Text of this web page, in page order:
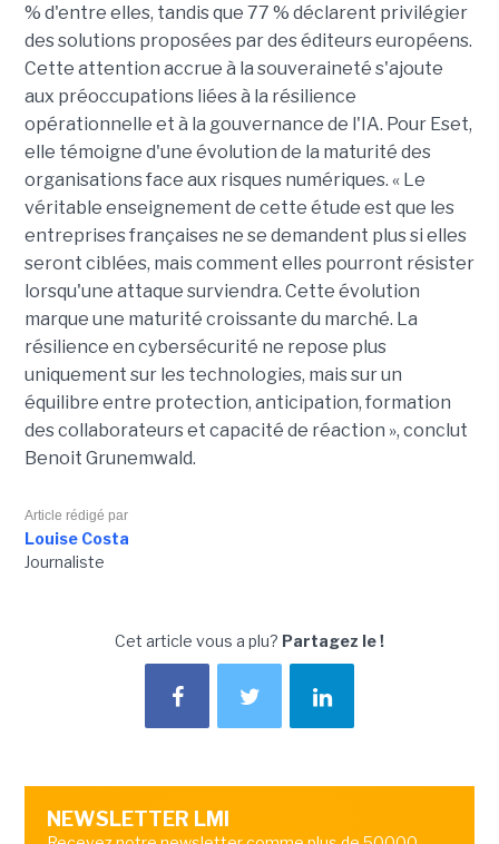
% d'entre elles, tandis que 77 % déclarent privilégier
des solutions proposées par des éditeurs européens.
Cette attention accrue à la souveraineté s'ajoute
aux préoccupations liées à la résilience
opérationnelle et à la gouvernance de l'IA. Pour Eset,
elle témoigne d'une évolution de la maturité des
organisations face aux risques numériques. « Le
véritable enseignement de cette étude est que les
entreprises françaises ne se demandent plus si elles
seront ciblées, mais comment elles pourront résister
lorsqu'une attaque surviendra. Cette évolution
marque une maturité croissante du marché. La
résilience en cybersécurité ne repose plus
uniquement sur les technologies, mais sur un
équilibre entre protection, anticipation, formation
des collaborateurs et capacité de réaction », conclut
Benoit Grunemwald.
Article rédigé par
Louise Costa
Journaliste
Cet article vous a plu? Partagez le !
NEWSLETTER LMI